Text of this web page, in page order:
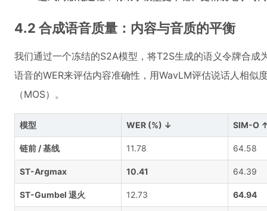
4.2 合成语音质量：内容与音质的平衡
我们通过一个冻结的S2A模型，将T2S生成的语义令牌合
语音的WER来评估内容准确性，用WavLM评估说话人相似
（MOS）。
模型 WER (%) ↓ SIM-O
链前 / 基线 11.78 64.58
ST-Argmax 10.41 64.39
ST-Gumbel 退火 12.73 64.94